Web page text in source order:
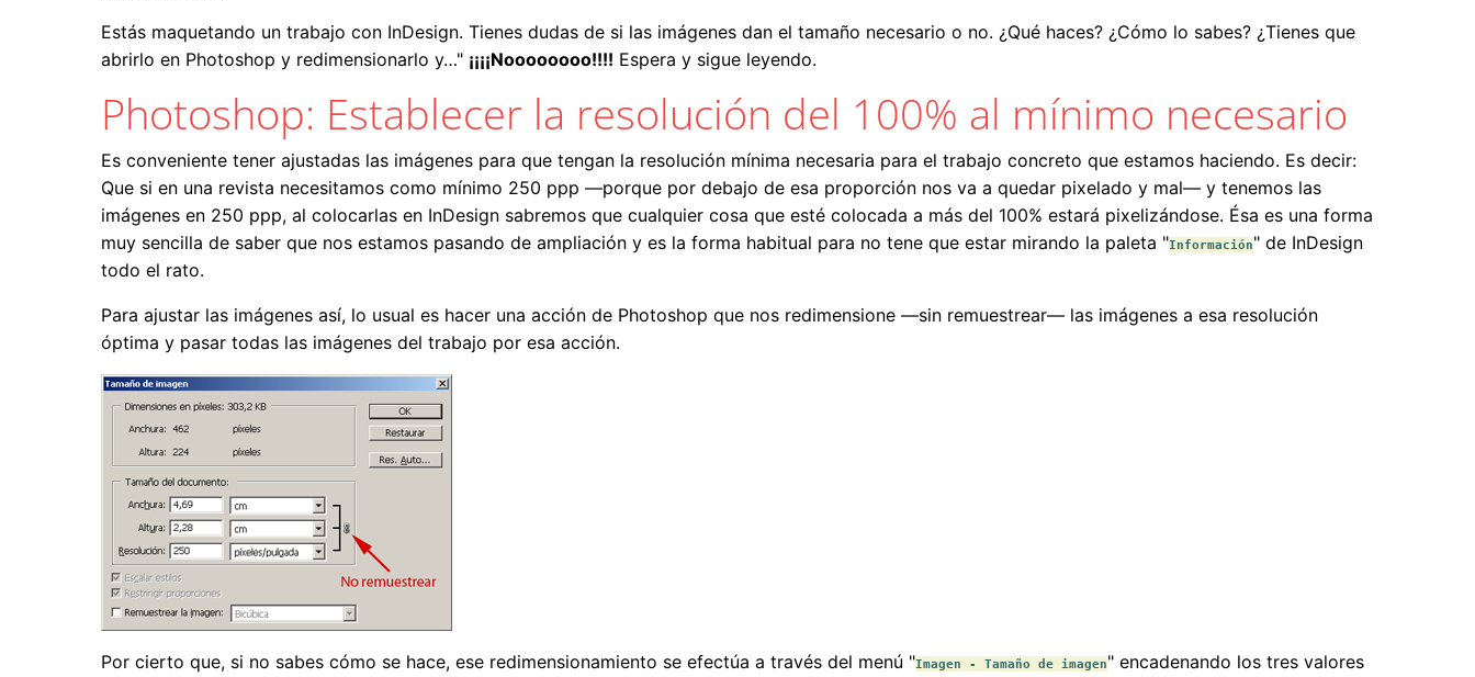
Estás maquetando un trabajo con InDesign. Tienes dudas de si las imágenes dan el tamaño necesario o no. ¿Qué haces? ¿Cómo lo sabes? ¿Tienes que
abrirlo en Photoshop y redimensionarlo y…" ¡¡¡¡Noooooooo!!!! Espera y sigue leyendo.
Photoshop: Establecer la resolución del 100% al mínimo necesario
Es conveniente tener ajustadas las imágenes para que tengan la resolución mínima necesaria para el trabajo concreto que estamos haciendo. Es decir:
Que si en una revista necesitamos como mínimo 250 ppp —porque por debajo de esa proporción nos va a quedar pixelado y mal— y tenemos las
imágenes en 250 ppp, al colocarlas en InDesign sabremos que cualquier cosa que esté colocada a más del 100% estará pixelizándose. Ésa es una forma
muy sencilla de saber que nos estamos pasando de ampliación y es la forma habitual para no tene que estar mirando la paleta "Información" de InDesign
todo el rato.
Para ajustar las imágenes así, lo usual es hacer una acción de Photoshop que nos redimensione —sin remuestrear— las imágenes a esa resolución
óptima y pasar todas las imágenes del trabajo por esa acción.
Por cierto que, si no sabes cómo se hace, ese redimensionamiento se efectúa a través del menú "Imagen - Tamaño de imagen" encadenando los tres valores